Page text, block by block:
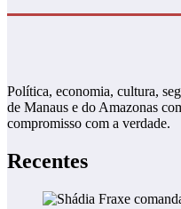
Política, economia, cultura,
de Manaus e do Amazonas
compromisso com a verdade.
Recentes